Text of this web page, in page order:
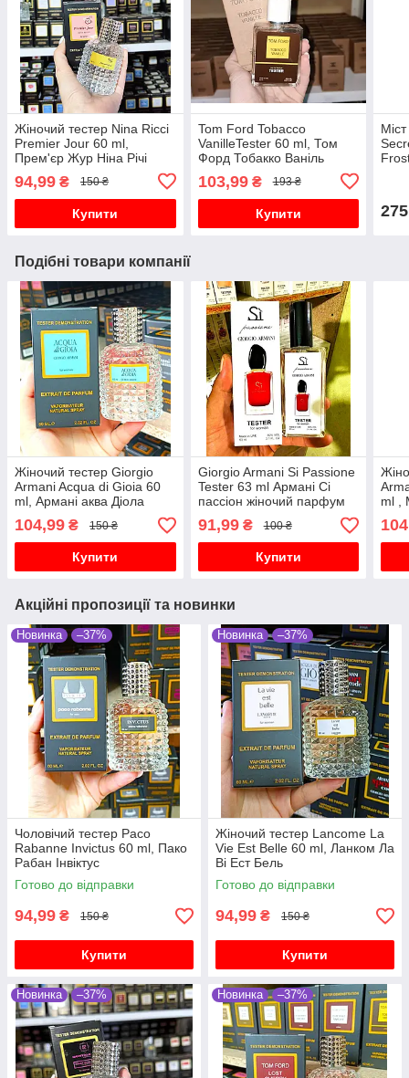
Жіночий тестер Nina Ricci
Premier Jour 60 ml,
Прем'єр Жур Ніна Річі
94,99 ₴ 150 ₴
Купити
Tom Ford Tobacco
VanilleTester 60 ml, Том
Форд Тобакко Ваніль
103,99₴ 193 ₴
Купити 275
Подібні товари компанії
Жіночий тестер Giorgio
Armani Acqua di Gioia 60
ml, Армані аква Діола
104,99 ₴ 150 ₴
Купити
Giorgio Armani Si Passione
Tester 63 ml Армані Сі
пассіон жіночий парфум
91,99₴ 100 ₴
Купити
ml ,
Акційні пропозиції та новинки
Новинка –37%
Чоловічий тестер Paco
Rabanne Invictus 60 ml, Пако
Рабан Інвіктус
Готово до відправки
94,99 ₴ 150 ₴
Купити
Новинка –37%
Жіночий тестер Lancome La
Vie Est Belle 60 ml, Ланком Ла
Ві Ест Бель
Готово до відправки
94,99 ₴ 150 ₴
Купити
Новинка –37% Новинка –37%